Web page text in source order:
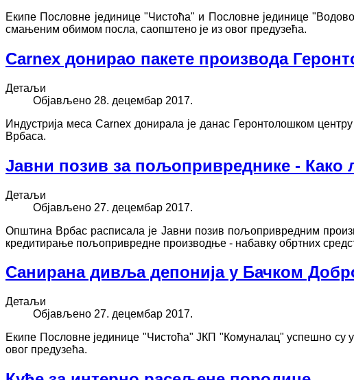
Екипе Пословне јединице "Чистоћа" и Пословне јединице
смањеним обимом посла, саопштено је из овог предузећа.
Carnex донирао пакете производа
Детаљи
Објављено 28. децембар 2017.
Индустрија меса Carnex донирала је данас Геронтолошком
Врбаса.
Јавни позив за пољопривреднике - Како
Детаљи
Објављено 27. децембар 2017.
Општина Врбас расписала је Јавни позив пољопривредним
кредитирање пољопривредне производње - набавку обртних
Санирана дивља депонија у Бачком
Детаљи
Објављено 27. децембар 2017.
Екипе Пословне јединице "Чистоћа" ЈКП "Комуналац" успешно су
овог предузећа.